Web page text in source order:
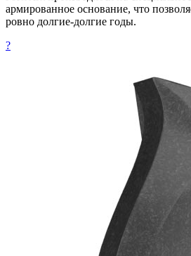
армированное основание, что
ровно долгие-долгие годы.
?